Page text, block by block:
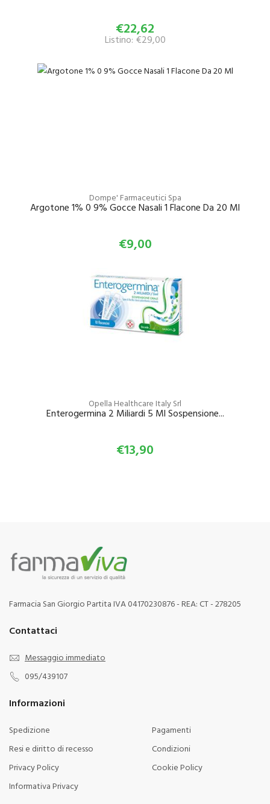
€22,62
Listino: €29,00
Dompe' Farmaceutici Spa
Argotone 1% 0 9% Gocce Nasali 1 Flacone Da 20 Ml
€9,00
Opella Healthcare Italy Srl
Enterogermina 2 Miliardi 5 Ml Sospensione...
€13,90
Farmacia San Giorgio Partita IVA 04170230876 - REA: CT - 278205
Contattaci
Messaggio immediato
095/439107
Informazioni
Spedizione
Pagamenti
Resi e diritto di recesso
Condizioni
Privacy Policy
Cookie Policy
Informativa Privacy